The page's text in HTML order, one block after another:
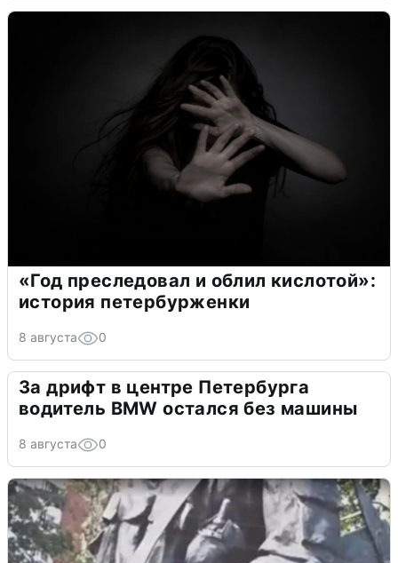
«Год преследовал и облил кислотой»:
история петербурженки
8 августа 0
За дрифт в центре Петербурга
водитель BMW остался без машины
8 августа 0